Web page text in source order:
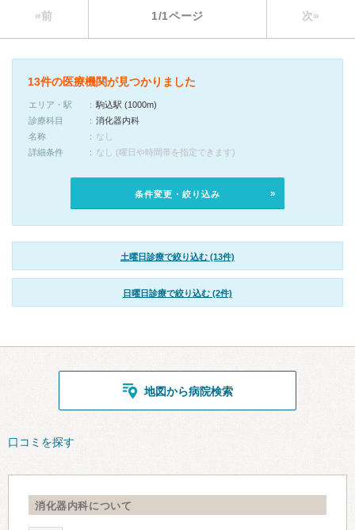
«前 1/1ページ 次»
13件の医療機関が見つかりました
エリア・駅
駒込駅 (1000m)
診療科目
消化器内科
名称
なし
詳細条件
なし (曜日や時間帯を指定できます)
条件変更・絞り込み
土曜日診療で絞り込む (13件)
日曜日診療で絞り込む (2件)
地図から病院検索
口コミを探す
消化器内科について